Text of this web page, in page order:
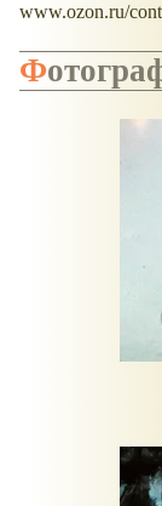
www.ozon.ru/